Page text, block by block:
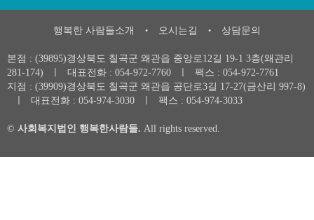
행복한 사람들소개 • 오시는길 • 상담문의
본점 : (39895)경상북도 칠곡군 왜관읍 중앙로12길 19-1 3층(왜관리
281-174)
대표전화 : 054-972-7760
팩스 : 054-972-7761
지점 : (39909)경상북도 칠곡군 왜관읍 공단로3길 17-27(금산리 997-8)
대표전화 : 054-974-3030 팩스 : 054-974-3033
© 사회복지법인 행복한사람들. All rights reserved.